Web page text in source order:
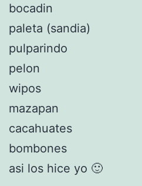
bocadin
paleta (sandia)
pulparindo
pelon
wipos
mazapan
cacahuates
bombones
asi los hice yo 🙂